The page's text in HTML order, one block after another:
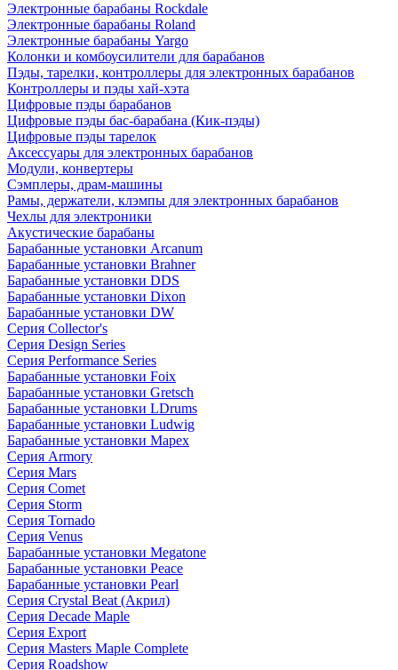
Электронные барабаны Rockdale
Электронные барабаны Roland
Электронные барабаны Yargo
Колонки и комбоусилители для барабанов
Пэды, тарелки, контроллеры для электронных барабанов
Контроллеры и пэды хай-хэта
Цифровые пэды барабанов
Цифровые пэды бас-барабана (Кик-пэды)
Цифровые пэды тарелок
Аксессуары для электронных барабанов
Модули, конвертеры
Сэмплеры, драм-машины
Рамы, держатели, клэмпы для электронных барабанов
Чехлы для электроники
Акустические барабаны
Барабанные установки Arcanum
Барабанные установки Brahner
Барабанные установки DDS
Барабанные установки Dixon
Барабанные установки DW
Серия Collector's
Серия Design Series
Серия Performance Series
Барабанные установки Foix
Барабанные установки Gretsch
Барабанные установки LDrums
Барабанные установки Ludwig
Барабанные установки Mapex
Серия Armory
Серия Mars
Серия Comet
Серия Storm
Серия Tornado
Серия Venus
Барабанные установки Megatone
Барабанные установки Peace
Барабанные установки Pearl
Серия Crystal Beat (Акрил)
Серия Decade Maple
Серия Export
Серия Masters Maple Complete
Серия Roadshow